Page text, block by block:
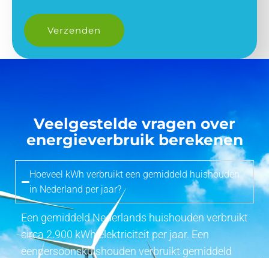
Veelgestelde vragen over
energieverbruik berekenen
Hoeveel kWh verbruikt een gemiddeld huishouden
in Nederland per jaar?
Een gemiddeld Nederlands huishouden verbruikt
circa 2.900 kWh elektriciteit per jaar. Een
eenpersoonskuishouden verbruikt gemiddeld